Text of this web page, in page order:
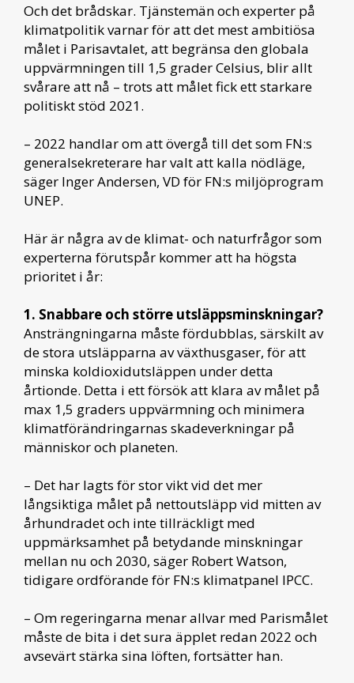
Och det brådskar. Tjänstemän och experter på
klimatpolitik varnar för att det mest ambitiösa
målet i Parisavtalet, att begränsa den globala
uppvärmningen till 1,5 grader Celsius, blir allt
svårare att nå – trots att målet fick ett starkare
politiskt stöd 2021.
– 2022 handlar om att övergå till det som FN:s
generalsekreterare har valt att kalla nödläge,
säger Inger Andersen, VD för FN:s miljöprogram
UNEP.
Här är några av de klimat- och naturfrågor som
experterna förutspår kommer att ha högsta
prioritet i år:
1. Snabbare och större utsläppsminskningar?
Ansträngningarna måste fördubblas, särskilt av
de stora utsläpparna av växthusgaser, för att
minska koldioxidutsläppen under detta
årtionde. Detta i ett försök att klara av målet på
max 1,5 graders uppvärmning och minimera
klimatförändringarnas skadeverkningar på
människor och planeten.
– Det har lagts för stor vikt vid det mer
långsiktiga målet på nettoutsläpp vid mitten av
århundradet och inte tillräckligt med
uppmärksamhet på betydande minskningar
mellan nu och 2030, säger Robert Watson,
tidigare ordförande för FN:s klimatpanel IPCC.
– Om regeringarna menar allvar med Parismålet
måste de bita i det sura äpplet redan 2022 och
avsevärt stärka sina löften, fortsätter han.